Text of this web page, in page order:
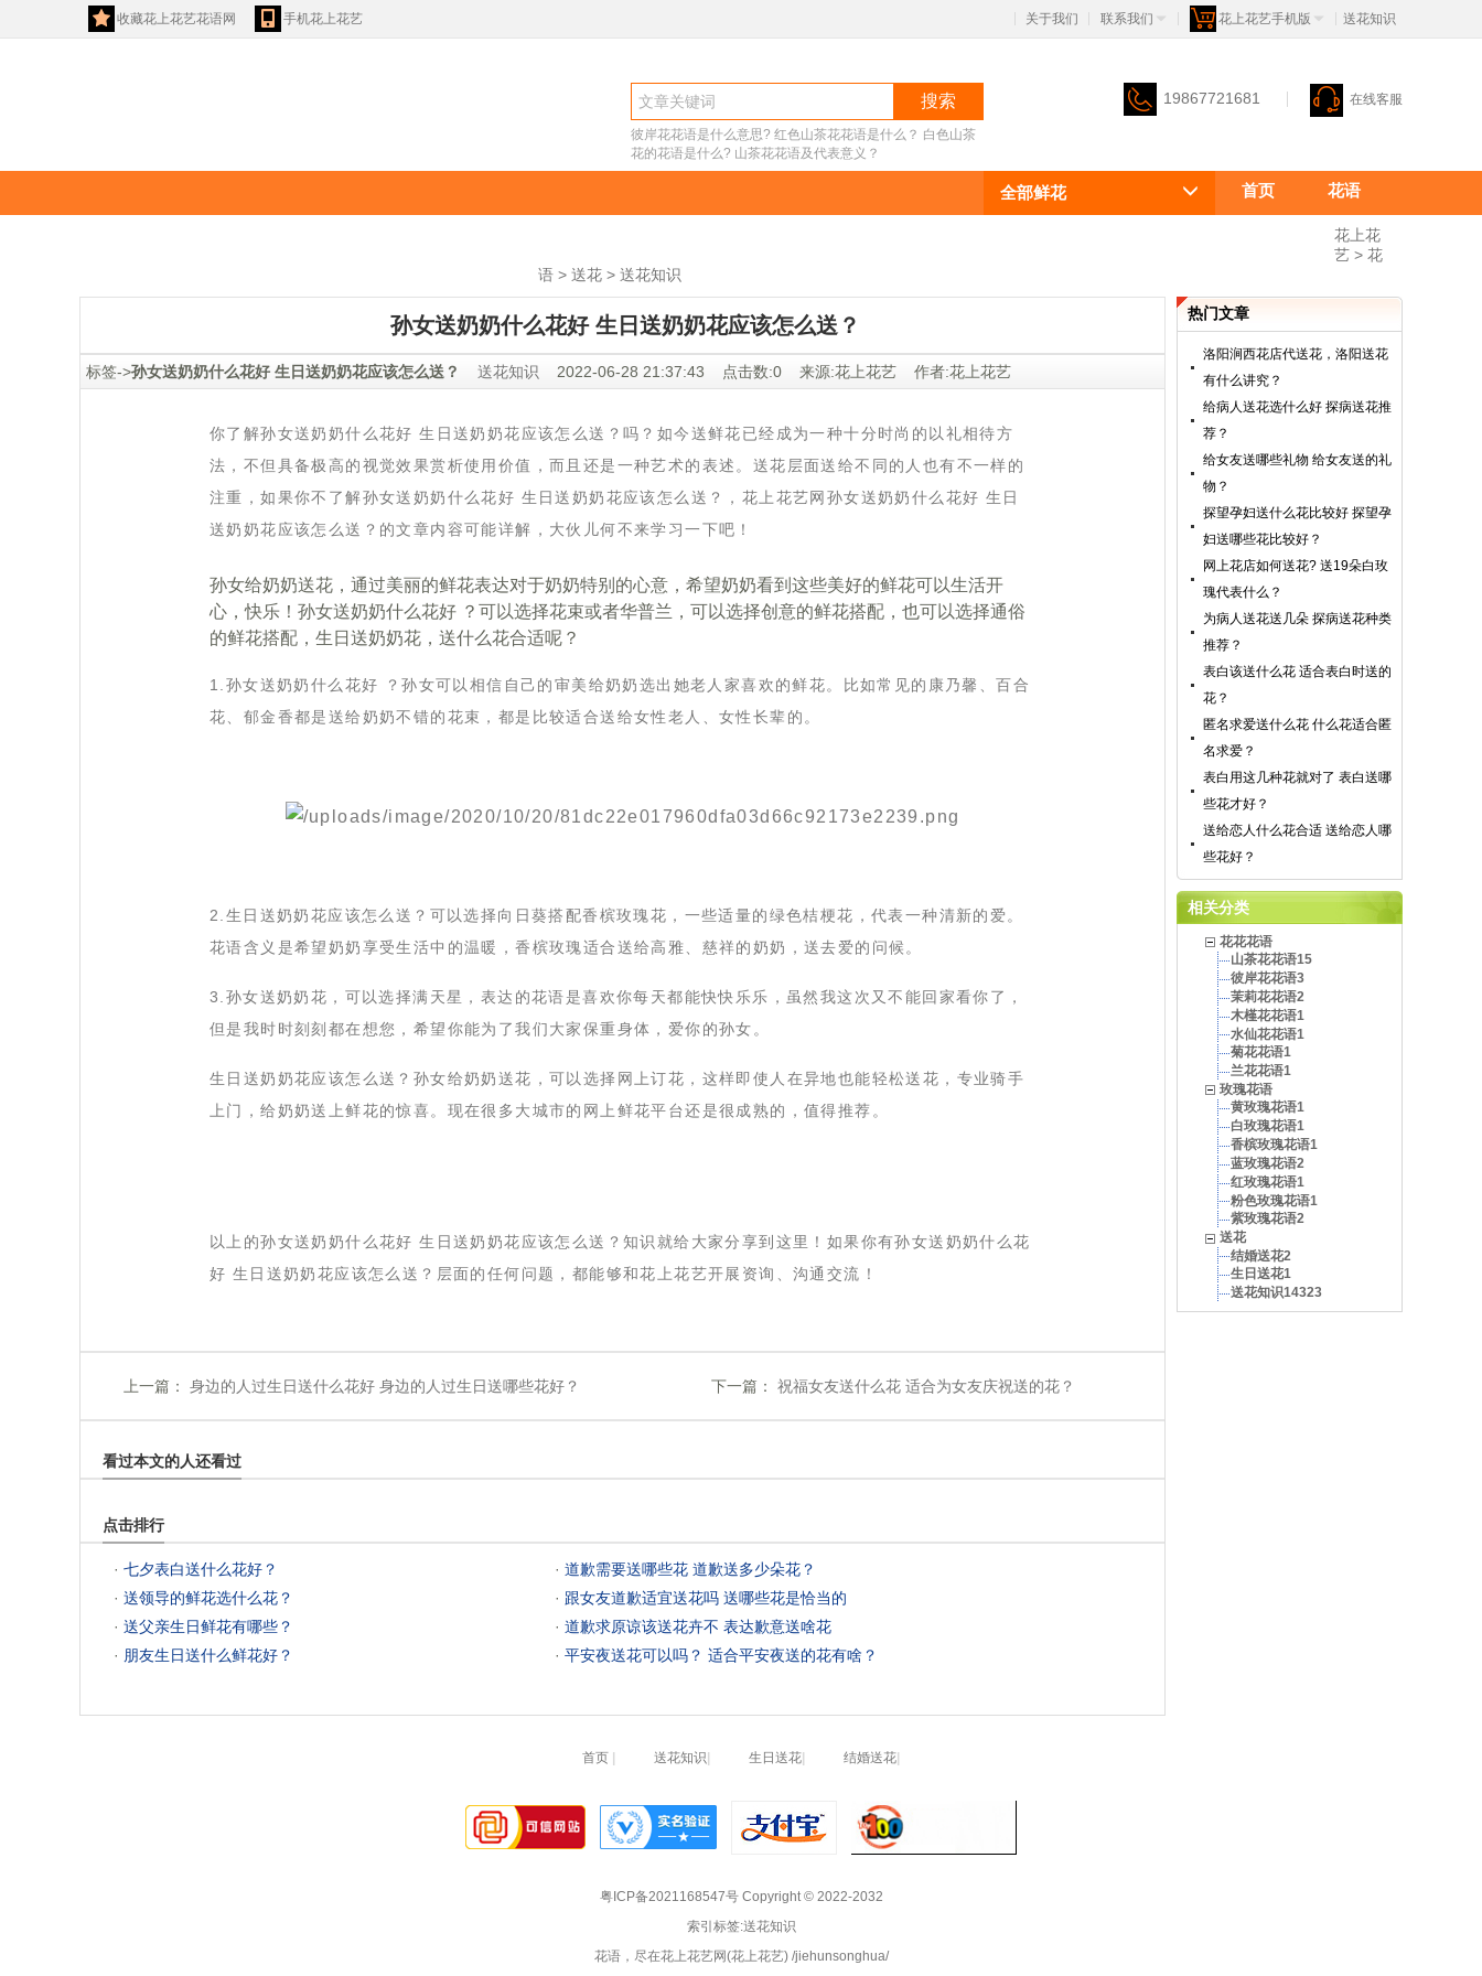
收藏花上花艺花语网 手机花上花艺 关于我们 联系我们 花上花艺手机版 送花知识
花语
搜索
彼岸花花语是什么意思? 红色山茶花花语是什么？ 白色山茶
花的花语是什么? 山茶花花语及代表意义？
19867721681 在线客服
全部鲜花 首页 花语
花上花
艺 > 花
语 > 送花 > 送花知识
孙女送奶奶什么花好 生日送奶奶花应该怎么送？
标签->孙女送奶奶什么花好 生日送奶奶花应该怎么送？ 送花知识 2022-06-28 21:37:43 点击数:0 来源:花上花艺 作者:花上花艺
你了解孙女送奶奶什么花好 生日送奶奶花应该怎么送？吗？如今送鲜花已经成为一种十分时尚的以礼相待方
法，不但具备极高的视觉效果赏析使用价值，而且还是一种艺术的表述。送花层面送给不同的人也有不一样的
注重，如果你不了解孙女送奶奶什么花好 生日送奶奶花应该怎么送？，花上花艺网孙女送奶奶什么花好 生日
送奶奶花应该怎么送？的文章内容可能详解，大伙儿何不来学习一下吧！
孙女给奶奶送花，通过美丽的鲜花表达对于奶奶特别的心意，希望奶奶看到这些美好的鲜花可以生活开
心，快乐！孙女送奶奶什么花好 ？可以选择花束或者华普兰，可以选择创意的鲜花搭配，也可以选择通俗
的鲜花搭配，生日送奶奶花，送什么花合适呢？
1.孙女送奶奶什么花好 ？孙女可以相信自己的审美给奶奶选出她老人家喜欢的鲜花。比如常见的康乃馨、百合
花、郁金香都是送给奶奶不错的花束，都是比较适合送给女性老人、女性长辈的。
2.生日送奶奶花应该怎么送？可以选择向日葵搭配香槟玫瑰花，一些适量的绿色桔梗花，代表一种清新的爱。
花语含义是希望奶奶享受生活中的温暖，香槟玫瑰适合送给高雅、慈祥的奶奶，送去爱的问候。
3.孙女送奶奶花，可以选择满天星，表达的花语是喜欢你每天都能快快乐乐，虽然我这次又不能回家看你了，
但是我时时刻刻都在想您，希望你能为了我们大家保重身体，爱你的孙女。
生日送奶奶花应该怎么送？孙女给奶奶送花，可以选择网上订花，这样即使人在异地也能轻松送花，专业骑手
上门，给奶奶送上鲜花的惊喜。现在很多大城市的网上鲜花平台还是很成熟的，值得推荐。
以上的孙女送奶奶什么花好 生日送奶奶花应该怎么送？知识就给大家分享到这里！如果你有孙女送奶奶什么花
好 生日送奶奶花应该怎么送？层面的任何问题，都能够和花上花艺开展资询、沟通交流！
上一篇： 身边的人过生日送什么花好 身边的人过生日送哪些花好？ 下一篇： 祝福女友送什么花 适合为女友庆祝送的花？
看过本文的人还看过
点击排行
· 七夕表白送什么花好？ · 道歉需要送哪些花 道歉送多少朵花？
· 送领导的鲜花选什么花？ · 跟女友道歉适宜送花吗 送哪些花是恰当的
· 送父亲生日鲜花有哪些？ · 道歉求原谅该送花卉不 表达歉意送啥花
· 朋友生日送什么鲜花好？ · 平安夜送花可以吗？ 适合平安夜送的花有啥？
热门文章
洛阳涧西花店代送花，洛阳送花
有什么讲究？
给病人送花选什么好 探病送花推
荐？
给女友送哪些礼物 给女友送的礼
物？
探望孕妇送什么花比较好 探望孕
妇送哪些花比较好？
网上花店如何送花? 送19朵白玫
瑰代表什么？
为病人送花送几朵 探病送花种类
推荐？
表白该送什么花 适合表白时送的
花？
匿名求爱送什么花 什么花适合匿
名求爱？
表白用这几种花就对了 表白送哪
些花才好？
送给恋人什么花合适 送给恋人哪
些花好？
相关分类
花花花语
山茶花花语15
彼岸花花语3
茉莉花花语2
木槿花花语1
水仙花花语1
菊花花语1
兰花花语1
玫瑰花语
黄玫瑰花语1
白玫瑰花语1
香槟玫瑰花语1
蓝玫瑰花语2
红玫瑰花语1
粉色玫瑰花语1
紫玫瑰花语2
送花
结婚送花2
生日送花1
送花知识14323
首页 | 送花知识| 生日送花| 结婚送花|
粤ICP备2021168547号 Copyright © 2022-2032
索引标签:送花知识
花语，尽在花上花艺网(花上花艺) /jiehunsonghua/